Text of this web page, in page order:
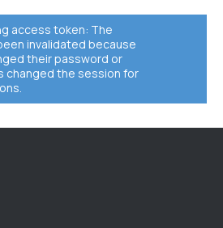
access token: The
invalidated because
their password or
changed the session for